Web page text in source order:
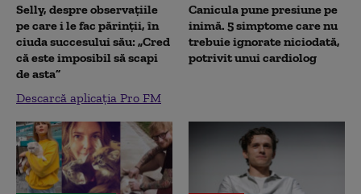
Selly, despre observațiile
pe care i le fac părinții, în
ciuda succesului său: „Cred
că este imposibil să scapi
de asta”
Descarcă aplicația Pro FM
Canicula pune presiune pe
inimă. 5 simptome care nu
trebuie ignorate niciodată,
potrivit unui cardiolog